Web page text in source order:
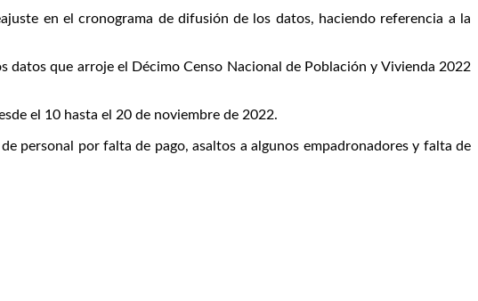
en el cronograma de difusión de los datos, haciendo referencia a la
que arroje el Décimo Censo Nacional de Población y Vivienda 2022
el 10 hasta el 20 de noviembre de 2022.
personal por falta de pago, asaltos a algunos empadronadores y falta de